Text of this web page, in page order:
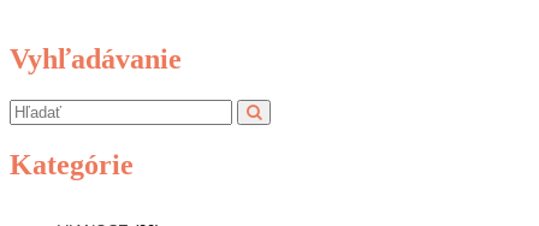
Vyhľadávanie
Kategórie